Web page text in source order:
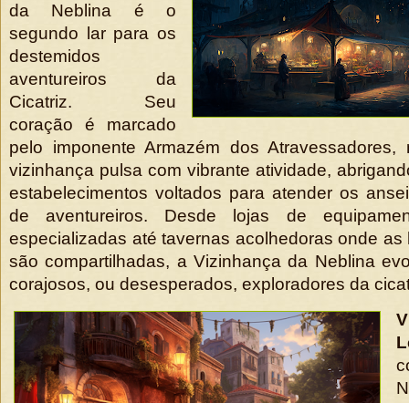
da Neblina é o
segundo lar para os
destemidos
aventureiros da
Cicatriz. Seu
coração é marcado
pelo imponente Armazém dos
vizinhança pulsa com vibrante atividade,
estabelecimentos voltados para atender os
de aventureiros. Desde lojas de
especializadas até tavernas acolhedoras onde as
são compartilhadas, a Vizinhança da Neblina
corajosos, ou desesperados, exploradores da